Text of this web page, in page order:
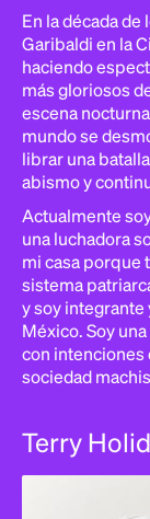
En la década
Garibaldi en la
haciendo
más gloriosos
escena
mundo se
librar una
abismo y
Actualmente
una luchadora
mi casa porque
sistema
y soy
México. Soy
con intenciones
sociedad
Terry